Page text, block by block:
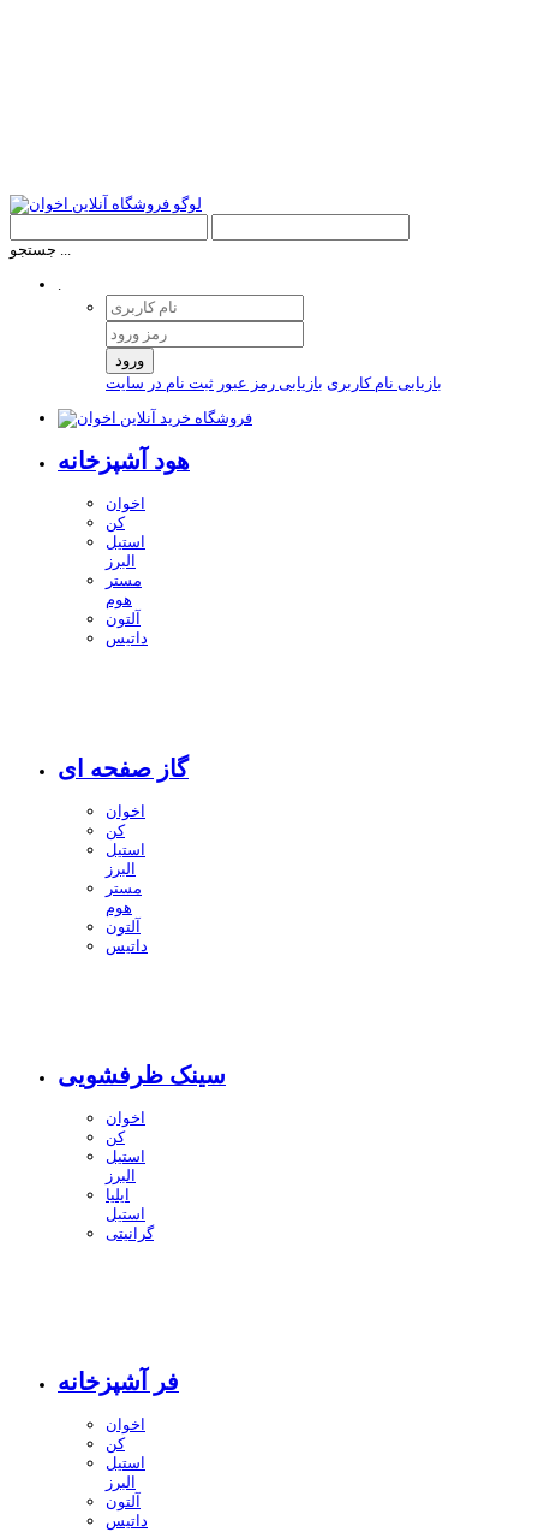
جستجو ...
.
ورود
بازیابی نام کاربری بازیابی رمز عبور ثبت نام در سایت
هود آشپزخانه
اخوان
کن
استیل
البرز
مستر
هوم
آلتون
داتیس
گاز صفحه ای
اخوان
کن
استیل
البرز
مستر
هوم
آلتون
داتیس
سینک ظرفشویی
اخوان
کن
استیل
البرز
ایلیا
استیل
گرانیتی
فر آشپزخانه
اخوان
کن
استیل
البرز
آلتون
داتیس